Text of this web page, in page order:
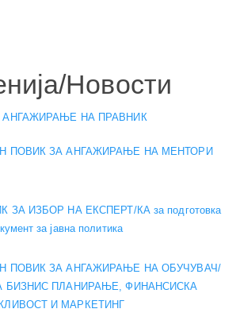
Новости
АНГАЖИРАЊЕ НА ПРАВНИК
ПОВИК ЗА АНГАЖИРАЊЕ НА МЕНТОРИ
ЗА ИЗБОР НА ЕКСПЕРТ/КА за подготовка
за јавна политика
ПОВИК ЗА АНГАЖИРАЊЕ НА ОБУЧУВАЧ/
БИЗНИС ПЛАНИРАЊЕ, ФИНАНСИСКА
И МАРКЕТИНГ